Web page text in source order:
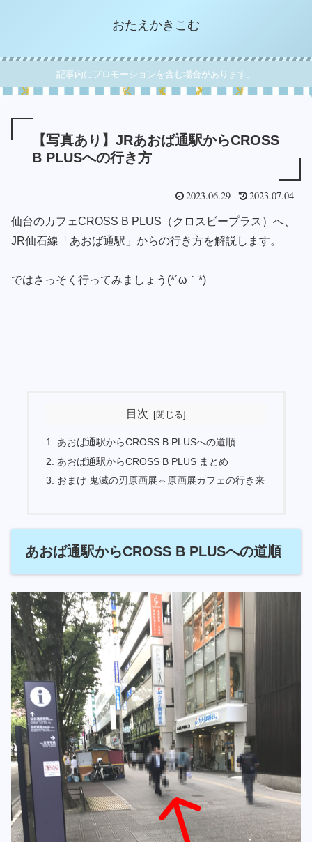
おたえかきこむ
記事内にプロモーションを含む場合があります。
【写真あり】JRあおば通駅からCROSS
B PLUSへの行き方
2023.06.29 2023.07.04
仙台のカフェCROSS B PLUS（クロスビープラス）へ、
JR仙石線「あおば通駅」からの行き方を解説します。
ではさっそく行ってみましょう(*´ω｀*)
目次
あおば通駅からCROSS B PLUSへの道順
あおば通駅からCROSS B PLUS まとめ
おまけ 鬼滅の刃原画展⇔原画展カフェの行き来
あおば通駅からCROSS B PLUSへの道順